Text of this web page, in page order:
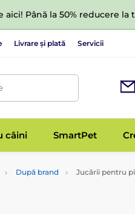
aici! Până la 50% reducere
Livrare și plată Servicii
câini SmartPet
După brand Jucării pentru